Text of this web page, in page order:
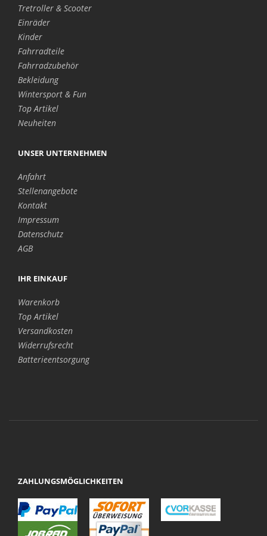
Tretroller & Scooter
Einräder
Kinder
Fahrradteile
Fahrradzubehör
Bekleidung
Wintersport & Fun
Top Artikel
Neuheiten
UNSER UNTERNEHMEN
Anfahrt
Stellenangebote
Kontakt
Impressum
Datenschutz
AGB
IHR EINKAUF
Warenkorb
Top Artikel
Versandkosten
Widerrufsrecht
Batterieentsorgung
ZAHLUNGSMÖGLICHKEITEN